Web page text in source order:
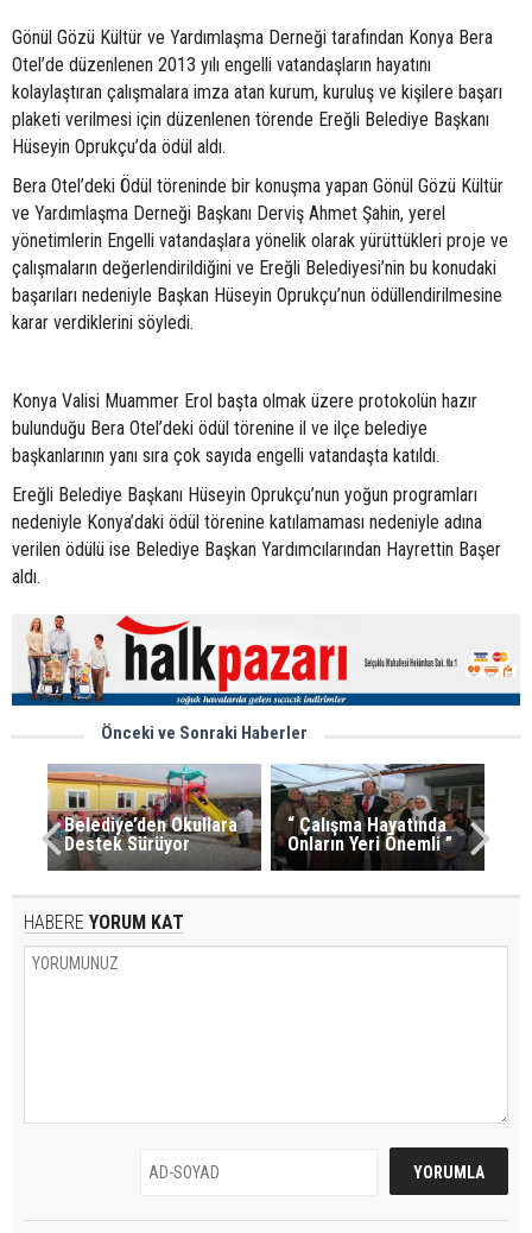
Gönül Gözü Kültür ve Yardımlaşma Derneği tarafından Konya Bera
Otel’de düzenlenen 2013 yılı engelli vatandaşların hayatını
kolaylaştıran çalışmalara imza atan kurum, kuruluş ve kişilere başarı
plaketi verilmesi için düzenlenen törende Ereğli Belediye Başkanı
Hüseyin Oprukçu’da ödül aldı.
Bera Otel’deki Ödül töreninde bir konuşma yapan Gönül Gözü Kültür
ve Yardımlaşma Derneği Başkanı Derviş Ahmet Şahin, yerel
yönetimlerin Engelli vatandaşlara yönelik olarak yürüttükleri proje ve
çalışmaların değerlendirildiğini ve Ereğli Belediyesi’nin bu konudaki
başarıları nedeniyle Başkan Hüseyin Oprukçu’nun ödüllendirilmesine
karar verdiklerini söyledi.
Konya Valisi Muammer Erol başta olmak üzere protokolün hazır
bulunduğu Bera Otel’deki ödül törenine il ve ilçe belediye
başkanlarının yanı sıra çok sayıda engelli vatandaşta katıldı.
Ereğli Belediye Başkanı Hüseyin Oprukçu’nun yoğun programları
nedeniyle Konya’daki ödül törenine katılamaması nedeniyle adına
verilen ödülü ise Belediye Başkan Yardımcılarından Hayrettin Başer
aldı.
Önceki ve Sonraki Haberler
Belediye’den Okullara
Destek Sürüyor
“ Çalışma Hayatında
Onların Yeri Önemli ”
HABERE YORUM KAT